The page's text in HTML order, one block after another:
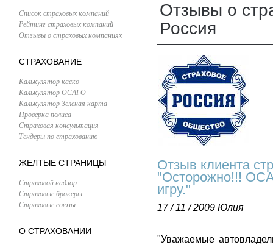
Список страховых компаний
Рейтинг страховых компаний
Отзывы о страховых компаниях
СТРАХОВАНИЕ
Калькулятор каско
Калькулятор ОСАГО
Калькулятор Зеленая карта
Проверка полиса
Страховая консультация
Тендеры по страхованию
ЖЕЛТЫЕ СТРАНИЦЫ
Страховой надзор
Страховые брокеры
Страховые союзы
О СТРАХОВАНИИ
Отзывы о
Россия
Отзыв клиента
"Осторожно!!!
игру."
17 / 11 / 2009 Юлия
"Уважаемые